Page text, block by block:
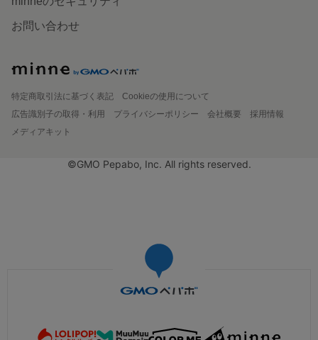
お問い合わせ
特定商取引法に基づく表記
Cookieの使用について
広告識別子の取得・利用
プライバシーポリシー 会社概要
採用情報
メディアキット
©GMO Pepabo, Inc. All rights reserved.